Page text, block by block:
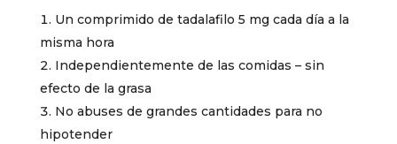
Un comprimido de tadalafilo 5 mg cada día a la
misma hora
Independientemente de las comidas – sin
efecto de la grasa
No abuses de grandes cantidades para no
hipotender